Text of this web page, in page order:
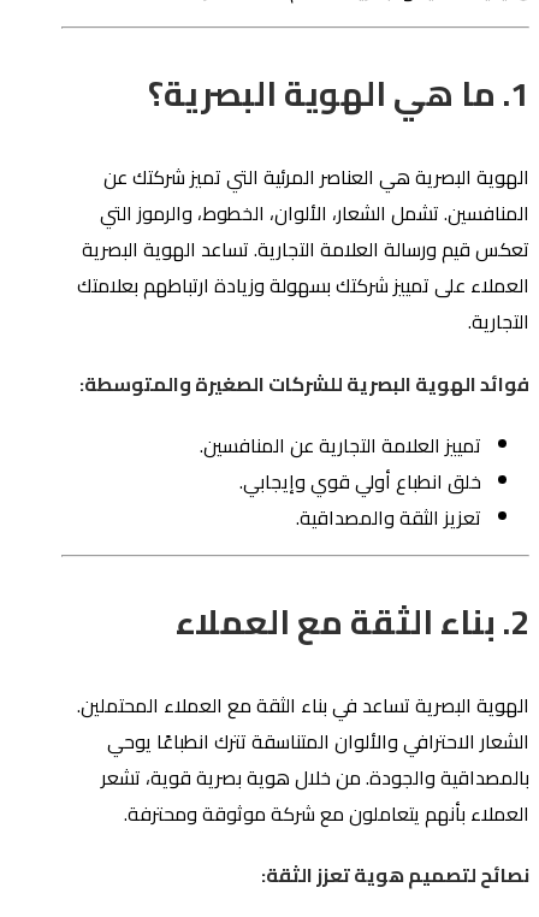
1. ما هي الهوية البصرية؟
الهوية البصرية هي العناصر المرئية التي تميز شركتك عن
المنافسين. تشمل الشعار، الألوان، الخطوط، والرموز التي
تعكس قيم ورسالة العلامة التجارية. تساعد الهوية البصرية
العملاء على تمييز شركتك بسهولة وزيادة ارتباطهم بعلامتك
التجارية.
فوائد الهوية البصرية للشركات الصغيرة والمتوسطة:
تمييز العلامة التجارية عن المنافسين.
خلق انطباع أولي قوي وإيجابي.
تعزيز الثقة والمصداقية.
2. بناء الثقة مع العملاء
الهوية البصرية تساعد في بناء الثقة مع العملاء المحتملين.
الشعار الاحترافي والألوان المتناسقة تترك انطباعًا يوحي
بالمصداقية والجودة. من خلال هوية بصرية قوية، تشعر
العملاء بأنهم يتعاملون مع شركة موثوقة ومحترفة.
نصائح لتصميم هوية تعزز الثقة: